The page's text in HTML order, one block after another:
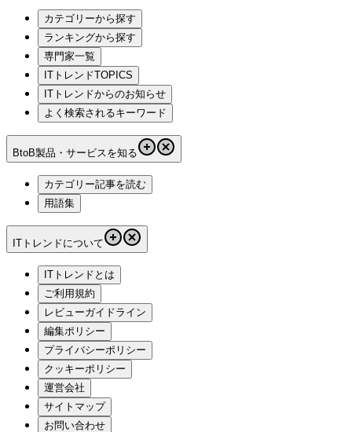
カテゴリーから探す
ランキングから探す
専門家一覧
ITトレンドTOPICS
ITトレンドからのお知らせ
よく検索されるキーワード
BtoB製品・サービスを知る
カテゴリー記事を読む
用語集
ITトレンドについて
ITトレンドとは
ご利用規約
レビューガイドライン
編集ポリシー
プライバシーポリシー
クッキーポリシー
運営会社
サイトマップ
お問い合わせ